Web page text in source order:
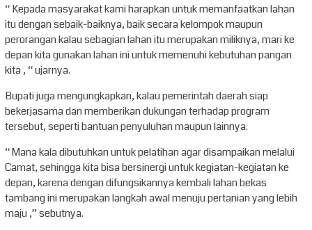
“ Kepada masyarakat kami harapkan untuk memanfaatkan lahan
itu dengan sebaik-baiknya, baik secara kelompok maupun
perorangan kalau sebagian lahan itu merupakan miliknya, mari ke
depan kita gunakan lahan ini untuk memenuhi kebutuhan pangan
kita , “ ujarnya.
Bupati juga mengungkapkan, kalau pemerintah daerah siap
bekerjasama dan memberikan dukungan terhadap program
tersebut, seperti bantuan penyuluhan maupun lainnya.
“ Mana kala dibutuhkan untuk pelatihan agar disampaikan melalui
Camat, sehingga kita bisa bersinergi untuk kegiatan-kegiatan ke
depan, karena dengan difungsikannya kembali lahan bekas
tambang ini merupakan langkah awal menuju pertanian yang lebih
maju ,” sebutnya.